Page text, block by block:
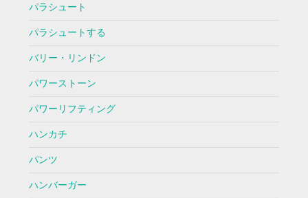
パラシュート
パラシュートする
バリー・リンドン
パワーストーン
パワーリフティング
ハンカチ
パンツ
ハンバーガー